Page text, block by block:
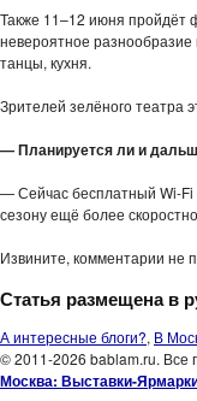
Также 11–12 июня пройдёт
невероятное
танцы, кухня.
Зрителей зелёного театра
— Планируется ли и
— Сейчас бесплатный Wi-Fi
сезону ещё более
Извините, комментарии не
Статья размещена в
А интересные блоги?, В
© 2011-2026 bablam.ru.
Москва: Выставки-